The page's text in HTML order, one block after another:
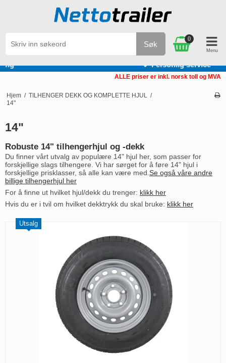
Varer på lager. Rask levering
Søk
0
ALLE priser er inkl. norsk toll og MVA
Hjem / TILHENGER DEKK OG KOMPLETTE HJUL /
14"
14"
Robuste 14" tilhengerhjul og -dekk
Du finner vårt utvalg av populære 14" hjul her, som passer for
forskjellige slags tilhengere. Vi har sørget for å føre 14" hjul i
forskjellige prisklasser, så alle kan være med.Se også våre andre
billige tilhengerhjul her
For å finne ut hvilket hjul/dekk du trenger: klikk her
Hvis du er i tvil om hvilket dekktrykk du skal bruke: klikk her
Utsalg